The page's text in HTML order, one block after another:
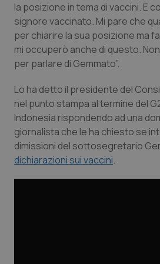
Calabria
Campania
Emilia-Romagna
Friuli Venezia Giulia
Lazio
Liguria
Asma & BPCO
Car-T
Colesterolo &
Dermatite Atopica
Diabete & glucometri
Disturbi dell’umore
la posizione in tema di vaccini. E
signore vaccinato. Mi pare che
per chiarire la sua posizione ma
mi occuperò anche di questo.
per parlare di Gemmato”.
Lo ha detto il presidente del
nel punto stampa al termine del
Indonesia rispondendo ad una
giornalista che le ha chiesto se
dimissioni del sottosegretario
dichiarazioni sui vaccini.